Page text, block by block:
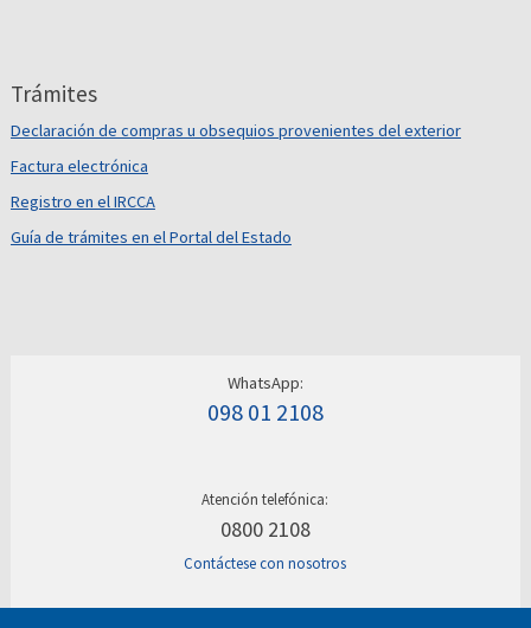
Trámites
Declaración de compras u obsequios provenientes del exterior
Factura electrónica
Registro en el IRCCA
Guía de trámites en el Portal del Estado
WhatsApp:
098 01 2108
Atención telefónica:
0800 2108
Contáctese con nosotros